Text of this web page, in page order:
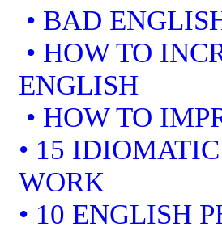
• BAD
• HOW TO
ENGLISH
• HOW TO
• 15
WORK
• 10 ENGLISH